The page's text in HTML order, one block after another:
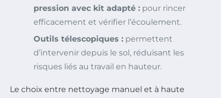
pression avec kit adapté : pour rincer
efficacement et vérifier l’écoulement.
Outils télescopiques : permettent
d’intervenir depuis le sol, réduisant les
risques liés au travail en hauteur.
Le choix entre nettoyage manuel et à haute